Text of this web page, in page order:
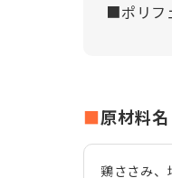
■ポリフ
原材料名
鶏ささみ、